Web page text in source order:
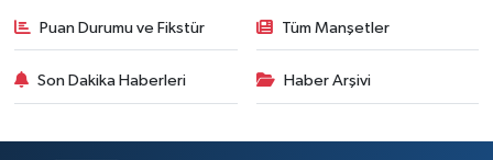
Puan Durumu ve Fikstür Tüm Manşetler
Son Dakika Haberleri Haber Arşivi